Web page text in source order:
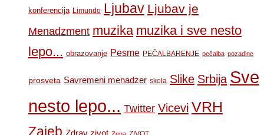
konferencija Limundo Ljubav Ljubav je
Menadzment muzika muzika i sve nesto
lepo... obrazovanje Pesme PEČALBARENJE pečalba pozadine
prosveta Savremeni menadzer skola Slike Srbija Sve
nesto lepo... Twitter Vicevi VRH
Zajeb Zdrav zivot